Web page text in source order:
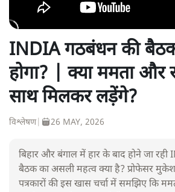
INDIA गठबंधन की
होगा? | क्या ममता और
साथ मिलकर लड़ेंगे?
विश्लेषण| 26 MAY, 2026
बिहार और बंगाल में हार के बाद होने जा
बैठक का असली महत्व क्या है? प्रोफेसर मुकेश
पत्रकारों की इस खास चर्चा में समझिए कि